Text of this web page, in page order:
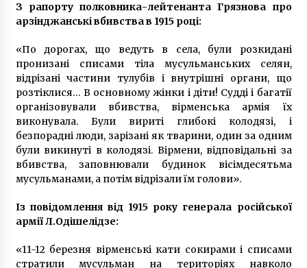
З рапорту полковника-лейтенанта Грязнова про
арзінджанські вбивства в 1915 році:
«По дорогах, що ведуть в села, були розкидані
пронизані списами тіла мусульманських селян,
відрізані частини тулубів і внутрішні органи, що
розтіклися… В основному жінки і діти! Судді і багатії
організовували вбивства, вірменська армія їх
виконувала. Були вириті глибокі колодязі, і
безпорадні люди, зарізані як тварини, один за одним
були викинуті в колодязі. Вірмени, відповідальні за
вбивства, заповнювали будинок вісімдесятьма
мусульманами, а потім відрізали їм голови».
Із повідомлення від 1915 року генерала російської
армії Л.Одішелідзе:
«11-12 березня вірменські кати сокирами і списами
стратили мусульман на територіях навколо